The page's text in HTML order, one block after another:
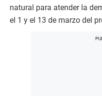
natural para atender la
el 1 y el 13 de marzo del